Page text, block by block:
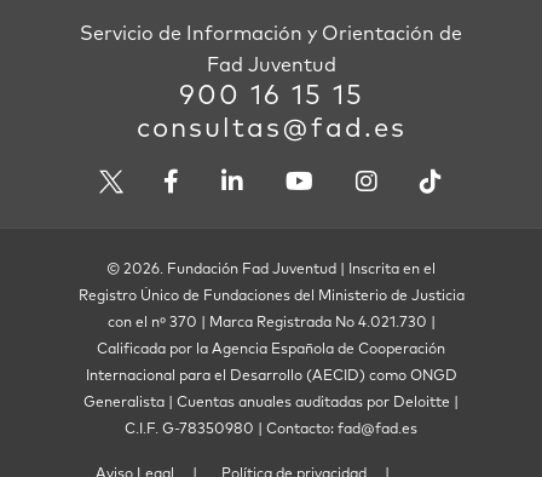
Servicio de Información y Orientación de
Fad Juventud
900 16 15 15
consultas@fad.es
© 2026. Fundación Fad Juventud | Inscrita en el
Registro Único de Fundaciones del Ministerio de Justicia
con el nº 370 | Marca Registrada No 4.021.730 |
Calificada por la Agencia Española de Cooperación
Internacional para el Desarrollo (AECID) como ONGD
Generalista | Cuentas anuales auditadas por Deloitte |
C.I.F. G-78350980 | Contacto: fad@fad.es